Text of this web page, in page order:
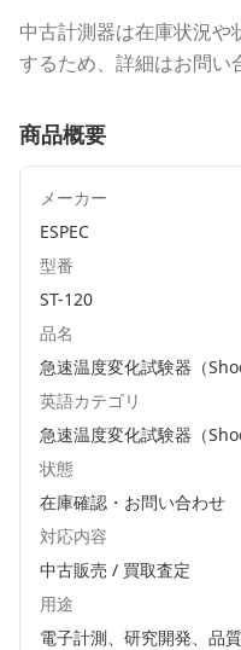
中古計測器は在庫状況や
するため、詳細はお問い
商品概要
メーカー
ESPEC
型番
ST-120
品名
急速温度変化試験器（
英語カテゴリ
急速温度変化試験器（
状態
在庫確認・お問い合わせ
対応内容
中古販売 / 買取査定
用途
電子計測、研究開発、品